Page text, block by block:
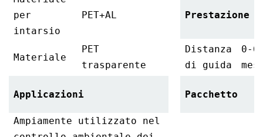
per
intarsio
PET+AL Prestazione
Materiale
PET
trasparente
Distanza
di guida
0-6
Applicazioni Pacchetto
Ampiamente utilizzato nel